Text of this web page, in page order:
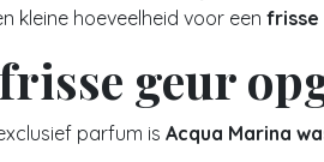
kleine hoeveelheid voor een frisse
geur
parfum is Acqua Marina